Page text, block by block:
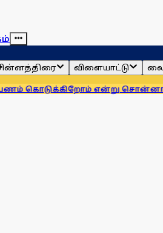
விளையாட்டு
என்று சொன்னால்... ஆர்பிஐ